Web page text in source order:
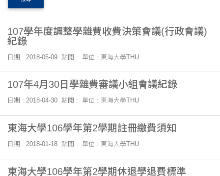
107學年度調整學雜費收費決策會議(行政會議)
紀錄
日期 : 2018-05-09 點閱 : 單位 : 東海大學THU
107年4月30日學雜費審議小組會議紀錄
日期 : 2018-04-30 點閱 : 單位 : 東海大學THU
東海大學106學年第2學期註冊繳費須知
日期 : 2018-01-18 點閱 : 單位 : 東海大學THU
東海大學106學年第2學期休退學退費標準